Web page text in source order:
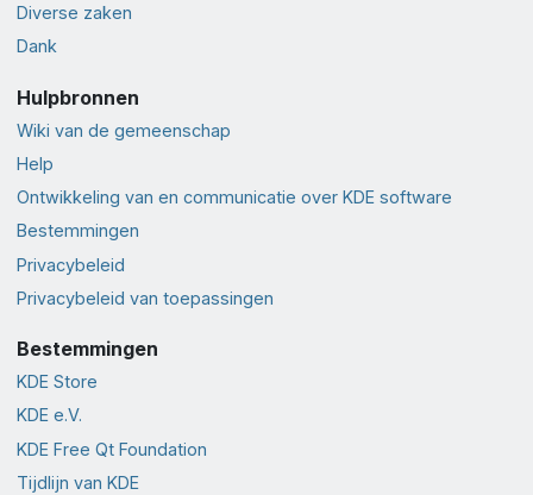
Diverse zaken
Dank
Hulpbronnen
Wiki van de gemeenschap
Help
Ontwikkeling van en communicatie over KDE software
Bestemmingen
Privacybeleid
Privacybeleid van toepassingen
Bestemmingen
KDE Store
KDE e.V.
KDE Free Qt Foundation
Tijdlijn van KDE